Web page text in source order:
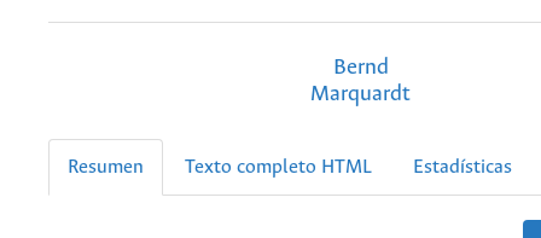
Bernd
Marquardt
Resumen Texto completo HTML Estadísticas